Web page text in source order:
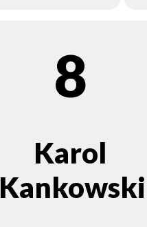
8
Karol
Kankowski